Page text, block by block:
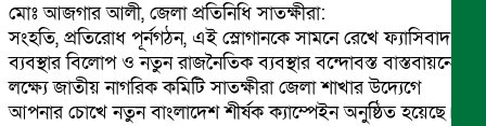
মোঃ আজগার আলী, জেলা প্রতিনিধি সাতক্ষীরা:
সংহতি, প্রতিরোধ পূর্নগঠন, এই স্লোগানকে সামনে রেখে ফ্যাসিবাদ
ব্যবস্থার বিলোপ ও নতুন রাজনৈতিক ব্যবস্থার বন্দোবস্ত বাস্তবায়নের
লক্ষ্যে জাতীয় নাগরিক কমিটি সাতক্ষীরা জেলা শাখার উদ্যেগে
আপনার চোখে নতুন বাংলাদেশ শীর্ষক ক্যাম্পেইন অনুষ্ঠিত হয়েছে।